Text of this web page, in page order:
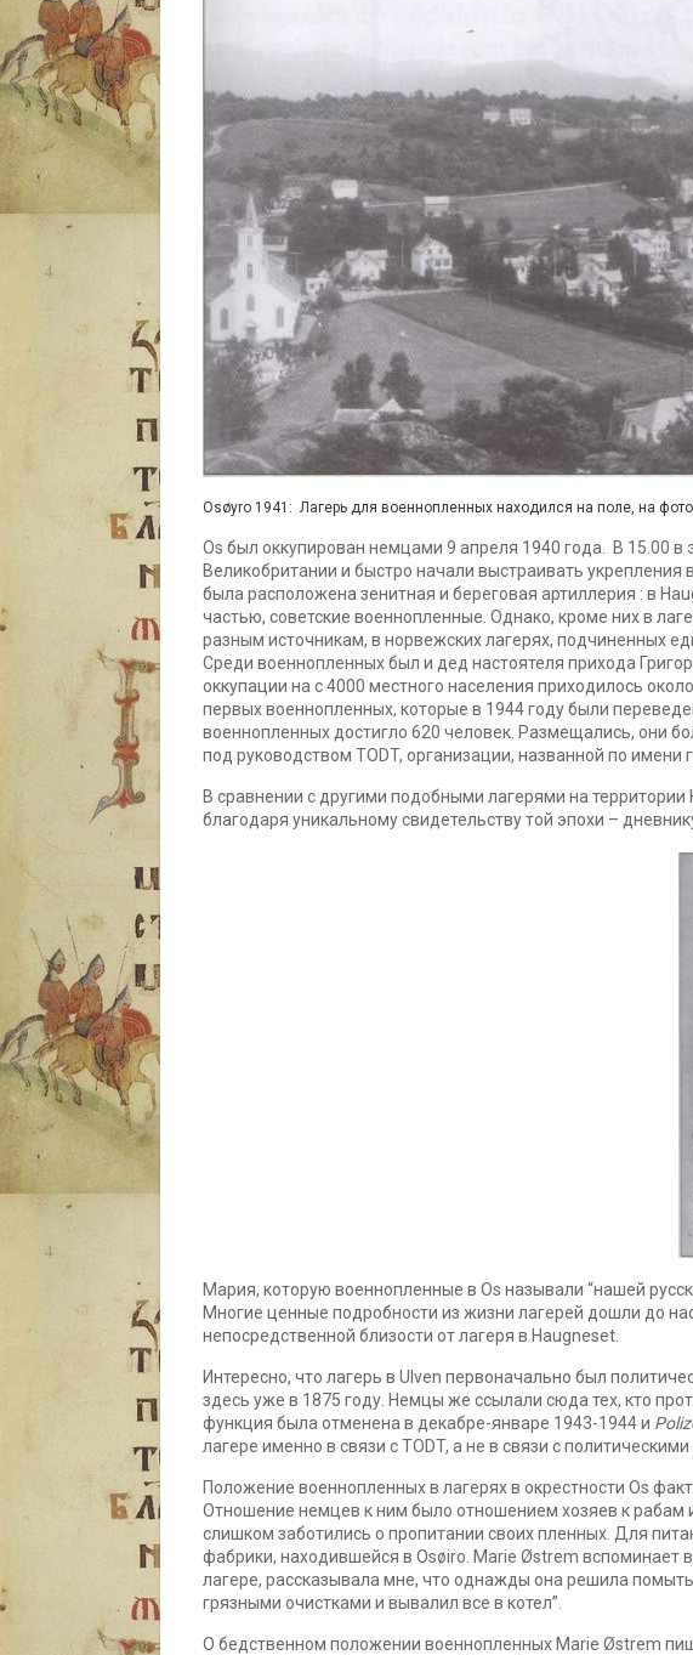
Osøyro 1941: Лагерь для военнопленных находился на поле, на
Os был оккупирован немцами 9 апреля 1940 года. В 15.00
Великобритании и быстро начали выстраивать укрепления
была расположена зенитная и береговая артиллерия : в
частью, советские военнопленные. Однако, кроме них в
разным источникам, в норвежских лагерях, подчиненных
Среди военнопленных был и дед настоятеля прихода
оккупации на с 4000 местного населения приходилось
первых военнопленных, которые в 1944 году были
военнопленных достигло 620 человек. Размещались, они
под руководством TODT, организации, названной по
В сравнении с другими подобными лагерями на
благодаря уникальному свидетельству той эпохи –
Мария, которую военнопленные в Os называли “нашей
Многие ценные подробности из жизни лагерей дошли до
непосредственной близости от лагеря в Haugneset.
Интересно, что лагерь в Ulven первоначально был
здесь уже в 1875 году. Немцы же ссылали сюда тех, кто
функция была отменена в декабре-январе 1943-1944 и
лагере именно в связи с TODT, а не в связи с
Положение военнопленных в лагерях в окрестности Os
Отношение немцев к ним было отношением хозяев к рабам
слишком заботились о пропитании своих пленных. Для
фабрики, находившейся в Osøiro. Marie Østrem вспоминает
лагере, рассказывала мне, что однажды она решила
грязными очистками и вывалил все в котел”.
О бедственном положении военнопленных Marie Østrem